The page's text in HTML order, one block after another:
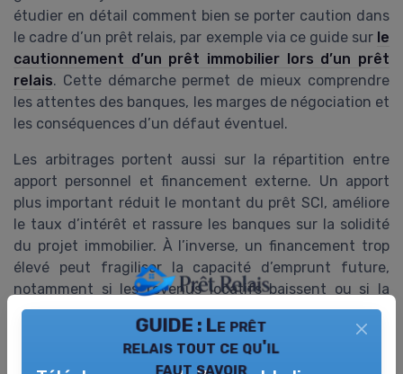
étudier en détail comment bien se porter caution dans
le cadre d’un prêt relais, par exemple via ce guide sur le
cautionnement d’un prêt immobilier lors d’un prêt
relais. Cette démarche permet de mieux comprendre
les attentes des banques, les marges de négociation et
les conséquences d’un défaut éventuel.
Les arbitrages portent aussi sur la répartition entre
apport personnel et financement externe. Un apport
plus important réduit le montant du prêt SCI, améliore
le taux d’intérêt et rassure les banques sur la solidité
du projet immobilier. À l’inverse, un financement trop
élevé peut fragiliser la capacité d’emprunt future,
notamment si les revenus locatifs baissent ou si la
vente d’un bien immobilier prend du retard.
Enfin, il est recommandé de revoir régulièrement la
stratégie de la SCI à la lumière de l’évolution du marché
GUIDE : Le prêt
relais tout ce qu'il
faut savoir